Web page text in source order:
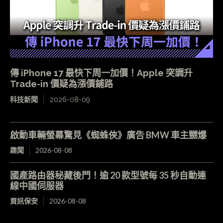
傳 iPhone 17 最快下周一加價！Apple 突調升
Trade-in 價疑為漲價鋪路
科技新聞 2026-08-09
啟動車輛螢幕驚見《蜘蛛俠》廣告 BMW 車主嬲爆
趣聞 2026-08-08
國產路由器秘藏後門！逾 20 款型號每 35 秒自動連
線中國伺服器
資訊保安 2026-08-08